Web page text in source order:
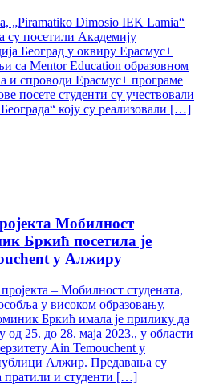
„Piramatiko Dimosio IEK Lamia“
су посетили Академију
Београд у оквиру Ерасмус+
са Mentor Education образовном
и спроводи Ерасмус+ програме
посете студенти су учествовали
коју су реализовали […]
Мобилност
Бркић посетила је
у Алжиру
– Мобилност студената,
у високом образовању,
Бркић имала је прилику да
25. до 28. маја 2023., у области
Ain Temouchent у
Алжир. Предавања су
пратили и студенти […]